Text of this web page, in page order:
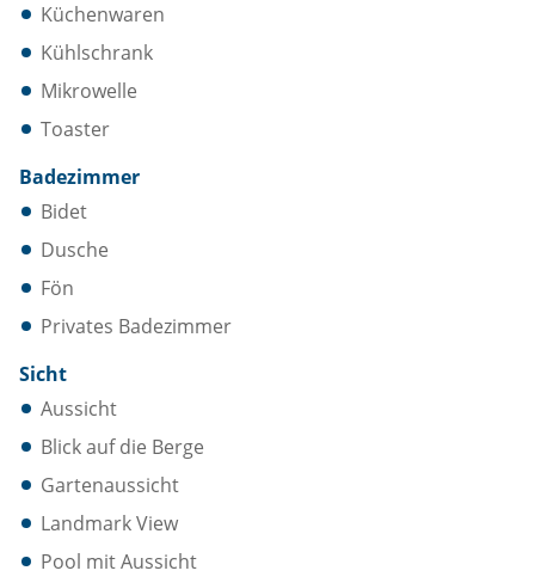
Küchenwaren
Kühlschrank
Mikrowelle
Toaster
Badezimmer
Bidet
Dusche
Fön
Privates Badezimmer
Sicht
Aussicht
Blick auf die Berge
Gartenaussicht
Landmark View
Pool mit Aussicht